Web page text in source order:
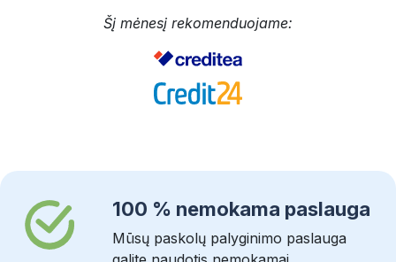
Šį mėnesį rekomenduojame:
100 % nemokama paslauga
Mūsų paskolų palyginimo paslauga